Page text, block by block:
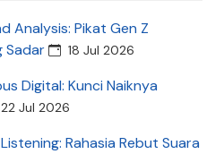
Analysis: Pikat Gen Z
Sadar
18 Jul 2026
Digital: Kunci Naiknya
22 Jul 2026
Rahasia Rebut Suara